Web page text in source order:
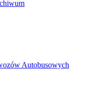
Autobusowych